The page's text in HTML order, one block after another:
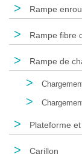
> Rampe
> Rampe fibre
> Rampe de
>
>
> Plateforme
> Carillon